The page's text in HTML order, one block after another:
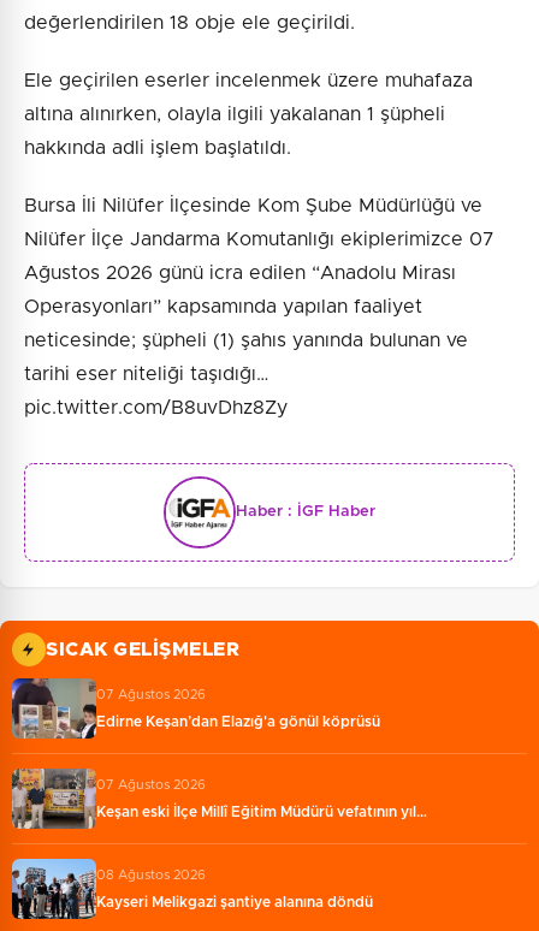
değerlendirilen 18 obje ele geçirildi.
Ele geçirilen eserler incelenmek üzere muhafaza
altına alınırken, olayla ilgili yakalanan 1 şüpheli
hakkında adli işlem başlatıldı.
Bursa İli Nilüfer İlçesinde Kom Şube Müdürlüğü ve
Nilüfer İlçe Jandarma Komutanlığı ekiplerimizce 07
Ağustos 2026 günü icra edilen “Anadolu Mirası
Operasyonları” kapsamında yapılan faaliyet
neticesinde; şüpheli (1) şahıs yanında bulunan ve
tarihi eser niteliği taşıdığı…
pic.twitter.com/B8uvDhz8Zy
Haber : İGF Haber
SICAK GELIŞMELER
07 Ağustos 2026
Edirne Keşan’dan Elazığ'a gönül köprüsü
07 Ağustos 2026
Keşan eski İlçe Millî Eğitim Müdürü vefatının yıl…
08 Ağustos 2026
Kayseri Melikgazi şantiye alanına döndü